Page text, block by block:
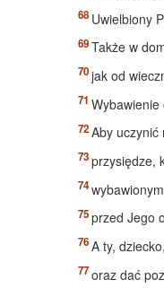
Uwielbiony
Także w
jak od
Wybawienie
Aby uczynić
przysiędze,
przed Jego
A ty,
oraz dać